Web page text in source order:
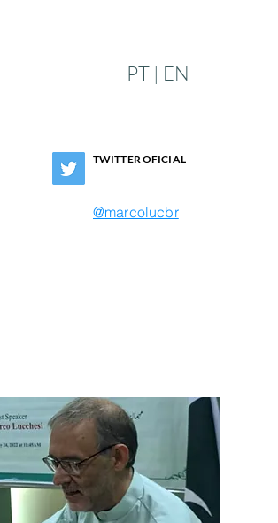
PT | EN
TWITTER OFICIAL
@marcolucbr